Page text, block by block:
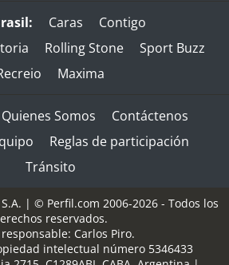
Caras
Contigo
Rolling Stone
Sport Buzz
Maxima
Quienes Somos
Contáctenos
Reglas de participación
Tránsito
| © Perfil.com 2006-2026 - Todos los
reservados.
Carlos Piro.
intelectual número 5346433